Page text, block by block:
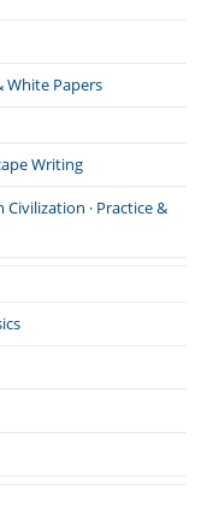
White Papers
Writing
· Practice &